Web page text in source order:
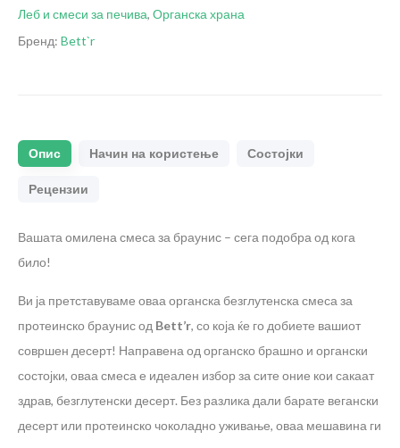
Леб и смеси за печива, Органска храна
Бренд: Bett`r
Опис Начин на користење Состојки
Рецензии
Вашата омилена смеса за браунис – сега подобра од кога
било!
Ви ја претставуваме оваа органска безглутенска смеса за
протеинско браунис од Bett’r, со која ќе го добиете вашиот
совршен десерт! Направена од органско брашно и органски
состојки, оваа смеса е идеален избор за сите оние кои сакаат
здрав, безглутенски десерт. Без разлика дали барате вегански
десерт или протеинско чоколадно уживање, оваа мешавина ги